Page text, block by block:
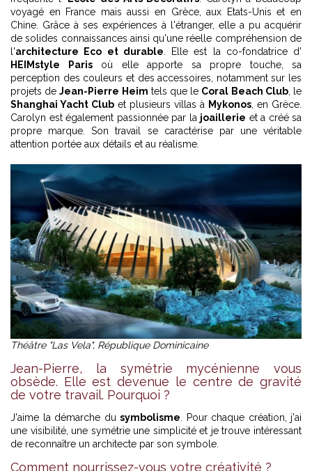
voyagé en France mais aussi en Grèce, aux Etats-Unis et en
Chine. Grâce à ses expériences à l'étranger, elle a pu acquérir
de solides connaissances ainsi qu'une réelle compréhension de
l'architecture Eco et durable . Elle est la co-fondatrice d'
HEIMstyle Parisoù elle apporte sa propre touche, sa
perception des couleurs et des accessoires, notamment sur les
projets deJean-Pierre Heim tels que le Coral Beach Club, le
Shanghai Yacht Club et plusieurs villas à Mykonos , en Grèce.
Carolyn est également passionnée par la joaillerie et a créé sa
propre marque. Son travail se caractérise par une véritable
attention portée aux détails et au réalisme.
Théâtre "Las Vela", République Dominicaine
Jean-Pierre, la symétrie mycénienne vous
obsède. Elle est devenue le centre de gravité
de votre travail. Pourquoi ?
J'aime la démarche du symbolisme . Pour chaque création, j'ai
une visibilité, une symétrie une simplicité et je trouve intéressant
de reconnaître un architecte par son symbole.
Comment nourrissez-vous votre créativité ?